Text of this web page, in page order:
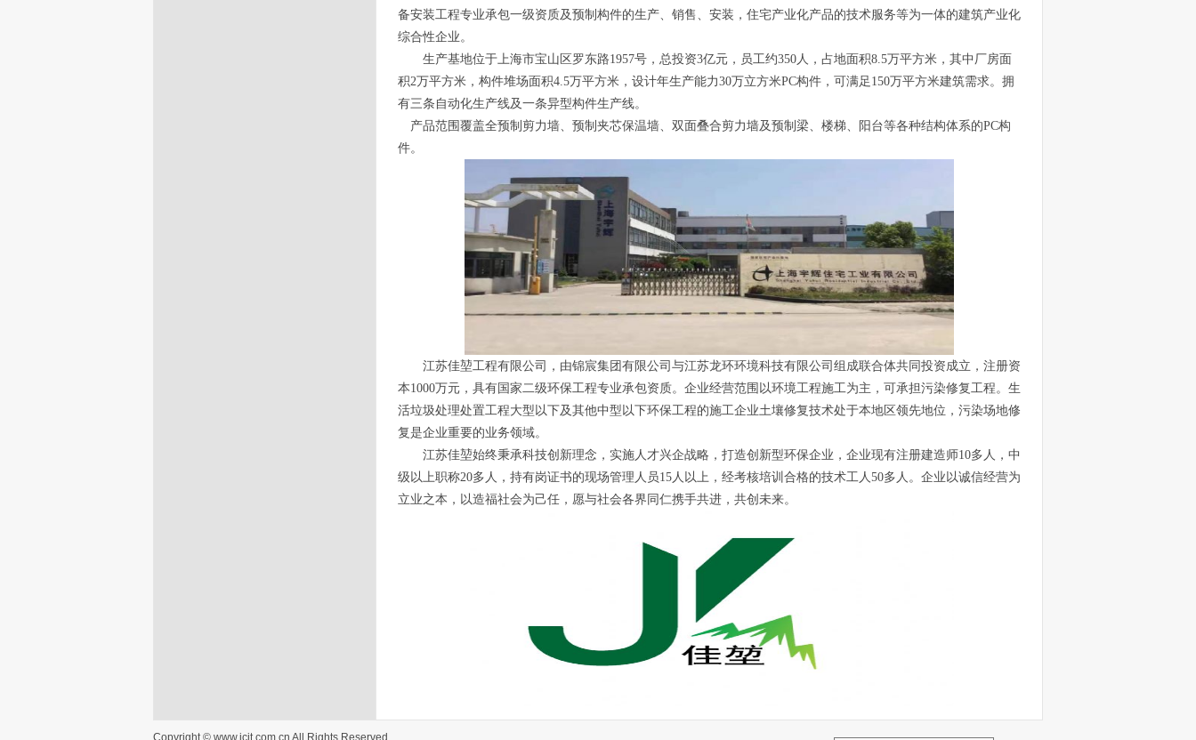
备安装工程专业承包一级资质及预制构件的生产、销售、安装，住宅产业化产品的技术服务等为一体的建筑产业化
综合性企业。
生产基地位于上海市宝山区罗东路1957号，总投资3亿元，员工约350人，占地面积8.5万平方米，其中厂房面
积2万平方米，构件堆场面积4.5万平方米，设计年生产能力30万立方米PC构件，可满足 150万平方米建筑需求。拥
有三条自动化生产线及一条异型构件生产线。
产品范围覆盖全预制剪力墙、预制夹芯保温墙、双面叠合剪力墙及预制梁、楼梯、阳台等各种结构体系的PC构
件。
江苏佳堃工程有限公司，由锦宸集团有限公司与江苏龙环环境科技有限公司组成联合体共同投资成立，注册资
本1000万元，具有国家二级环保工程专业承包资质。企业经营范围以环境工程施工为主，可承担污染修复工程。生
活垃圾处理处置工程大型以下及其他中型以下环保工程的施工企业土壤修复技术处于本地区领先地位，污染场地修
复是企业重要的业务领域。
江苏佳堃始终秉承科技创新理念，实施人才兴企战略，打造创新型环保企业，企业现有注册建造师10多人，中
级以上职称20多人，持有岗证书的现场管理人员15人以上，经考核培训合格的技术工人50多人。企业以诚信经营为
立业之本，以造福社会为己任，愿与社会各界同仁携手共进，共创未来。
Copyright © www.jcjt.com.cn All Rights Reserved.